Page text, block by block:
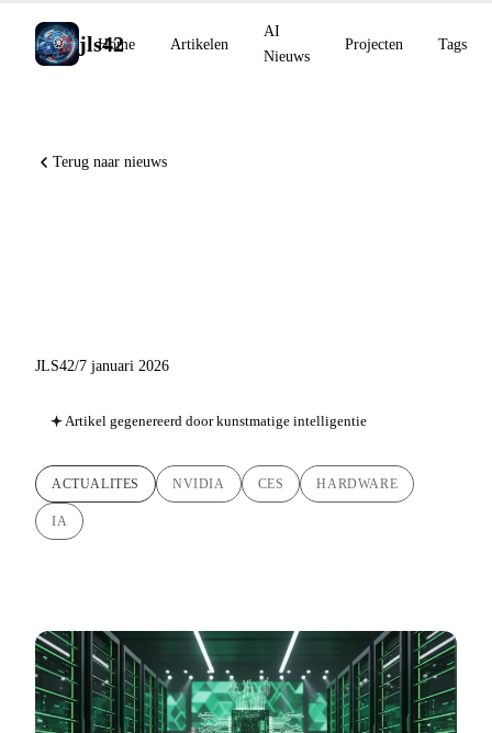
jls42
Home Artikelen
AI
Nieuws
Projecten Tags
Terug naar nieuws
JLS42/7 januari 2026
Artikel gegenereerd door kunstmatige intelligentie
ACTUALITES NVIDIA CES HARDWARE
IA